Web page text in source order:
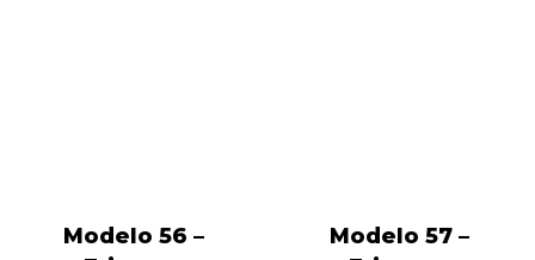
Modelo 56 –
Modelo 57 –